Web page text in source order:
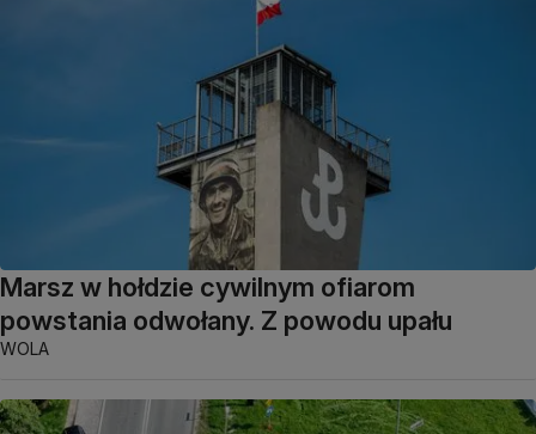
Marsz w hołdzie cywilnym ofiarom
powstania odwołany. Z powodu upału
WOLA